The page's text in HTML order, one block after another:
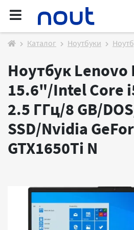
Каталог Ноутбуки
Ноутбук Lenovo
15.6"/Intel Core
2.5 ГГц/8 GB/
SSD/Nvidia
GTX1650Ti N